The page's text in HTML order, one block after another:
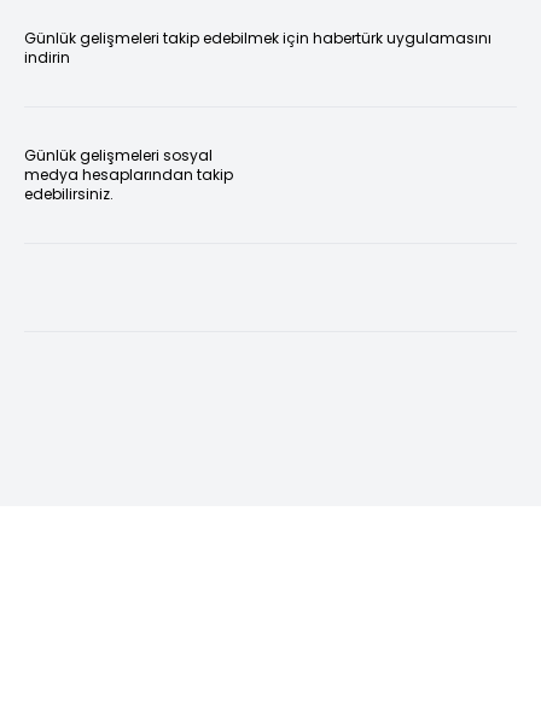
Günlük gelişmeleri takip edebilmek için habertürk uygulamasını
indirin
Günlük gelişmeleri sosyal
medya hesaplarından takip
edebilirsiniz.